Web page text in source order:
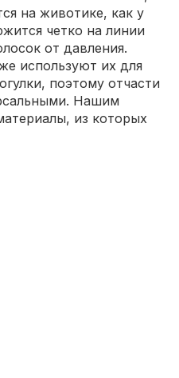
на животике, как у
четко на линии
от давления.
используют их для
поэтому отчасти
Нашим
из которых
малышам.